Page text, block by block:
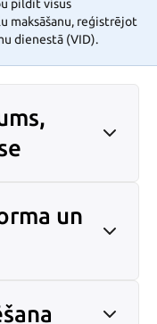
pildīt visus
maksāšanu, reģistrējot
dienestā (VID).
un